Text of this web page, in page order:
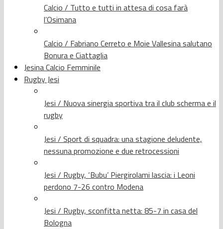
Calcio / Tutto e tutti in attesa di cosa farà
l’Osimana
Calcio / Fabriano Cerreto e Moie Vallesina salutano
Bonura e Ciattaglia
Jesina Calcio Femminile
Rugby Jesi
Jesi / Nuova sinergia sportiva tra il club scherma e il
rugby
Jesi / Sport di squadra: una stagione deludente,
nessuna promozione e due retrocessioni
Jesi / Rugby, ‘Bubu’ Piergirolami lascia: i Leoni
perdono 7-26 contro Modena
Jesi / Rugby, sconfitta netta: 85-7 in casa del
Bologna